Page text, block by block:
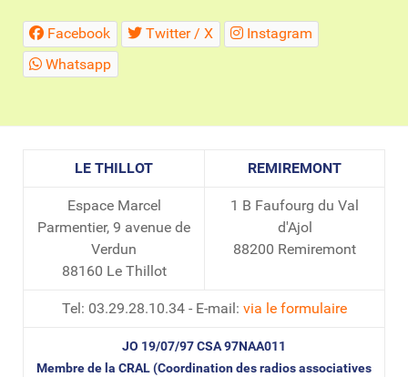
Facebook Twitter / X
Instagram
Whatsapp
LE THILLOT REMIREMONT
Espace Marcel
Parmentier, 9 avenue de
Verdun
88160 Le Thillot
1 B Faufourg du Val
d'Ajol
88200 Remiremont
Tel: 03.29.28.10.34 - E-mail: via le formulaire
JO 19/07/97 CSA 97NAA011
Membre de la CRAL (Coordination des radios associatives